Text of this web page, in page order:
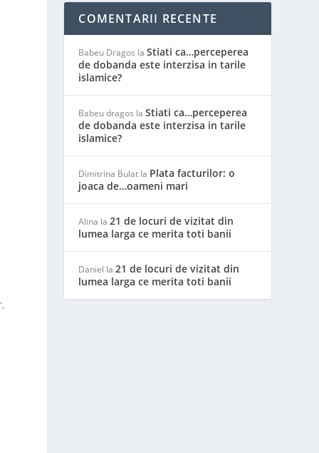
COMENTARII RECENTE
Babeu Dragos laStiati ca…perceperea
de dobanda este interzisa in tarile
islamice?
Babeu dragos laStiati ca…perceperea
de dobanda este interzisa in tarile
islamice?
Dimitrina Bulat la Plata facturilor: o
joaca de…oameni mari
Alina la21 de locuri de vizitat din
lumea larga ce merita toti banii
Daniel la21 de locuri de vizitat din
lumea larga ce merita toti banii